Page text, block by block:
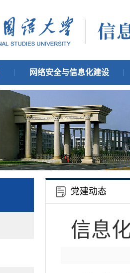
网络安全与信息化建设
党建动态
信息